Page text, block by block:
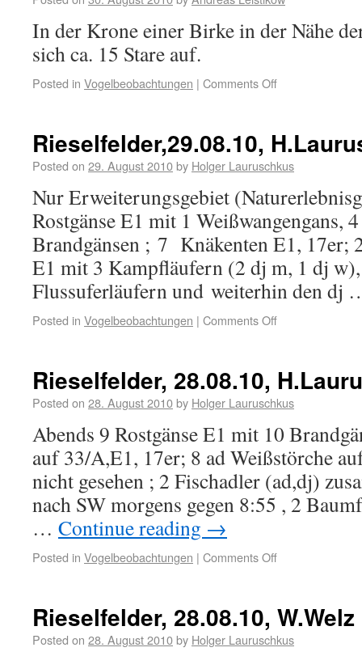
In der Krone einer Birke in der Nähe
sich ca. 15 Stare auf.
Posted in Vogelbeobachtungen | Comments Off
Rieselfelder,29.08.10,
Posted on 29. August 2010by Holger Lauruschkus
Nur Erweiterungsgebiet
Rostgänse E1 mit 1 Weißwangengans,
Brandgänsen ; 7 Knäkenten E1, 17er;
E1 mit 3 Kampfläufern (2 dj m, 1 dj
Flussuferläufern und weiterhin den
Posted in Vogelbeobachtungen | Comments Off
Rieselfelder, 28.08.10,
Posted on 28. August 2010by Holger Lauruschkus
Abends 9 Rostgänse E1 mit 10
auf 33/A,E1, 17er; 8 ad Weißstörche
nicht gesehen ; 2 Fischadler (ad,dj)
nach SW morgens gegen 8:55 , 2
… Continue reading →
Posted in Vogelbeobachtungen | Comments Off
Rieselfelder, 28.08.10, W.Welz
Posted on 28. August 2010by Holger Lauruschkus